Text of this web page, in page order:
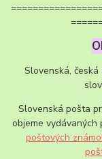
Slovenská,
Slovenská pošta
objeme vydávaných
poštových